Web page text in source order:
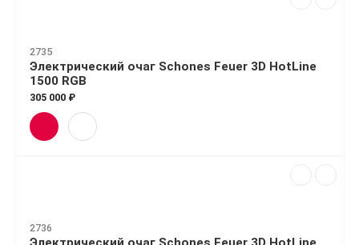
2735
Электрический очаг Schones Feuer 3D HotLine
1500 RGB
305 000 ₽
2736